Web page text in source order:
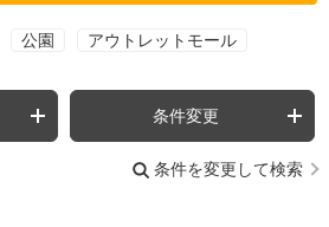
公園 アウトレットモール
条件変更
条件を変更して検索